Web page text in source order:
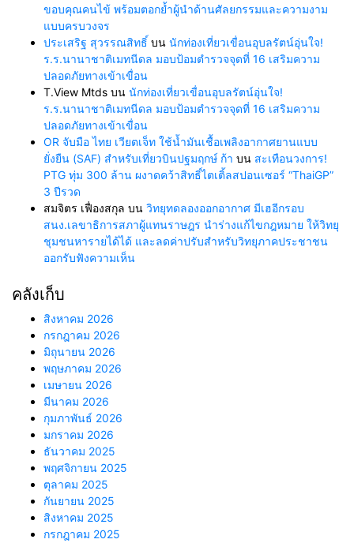
ขอบคุณคนไข้ พร้อมตอกย้ำผู้นำด้านศัลยกรรมและความงาม
แบบครบวงจร
ประเสริฐ สุวรรณสิทธิ์ บน นักท่องเที่ยวเขื่อนอุบลรัตน์อุ่นใจ!
ร.ร.นานาชาติเมทนีดล มอบป้อมตำรวจจุดที่ 16 เสริมความ
ปลอดภัยทางเข้าเขื่อน
T.View Mtds บน นักท่องเที่ยวเขื่อนอุบลรัตน์อุ่นใจ!
ร.ร.นานาชาติเมทนีดล มอบป้อมตำรวจจุดที่ 16 เสริมความ
ปลอดภัยทางเข้าเขื่อน
OR จับมือ ไทย เวียตเจ็ท ใช้น้ำมันเชื้อเพลิงอากาศยานแบบ
ยั่งยืน (SAF) สำหรับเที่ยวบินปฐมฤกษ์ ก้า บน สะเทือนวงการ!
PTG ทุ่ม 300 ล้าน ผงาดคว้าสิทธิ์ไตเติ้ลสปอนเซอร์ “ThaiGP”
3 ปีรวด
สมจิตร เฟื่องสกุล บน วิทยุทดลองออกอากาศ มีเฮอีกรอบ
สนง.เลขาธิการสภาผู้แทนราษฎร นำร่างแก้ไขกฎหมาย ให้วิทยุ
ชุมชนหารายได้ได้ และลดค่าปรับสำหรับวิทยุภาคประชาชน
ออกรับฟังความเห็น
คลังเก็บ
สิงหาคม 2026
กรกฎาคม 2026
มิถุนายน 2026
พฤษภาคม 2026
เมษายน 2026
มีนาคม 2026
กุมภาพันธ์ 2026
มกราคม 2026
ธันวาคม 2025
พฤศจิกายน 2025
ตุลาคม 2025
กันยายน 2025
สิงหาคม 2025
กรกฎาคม 2025